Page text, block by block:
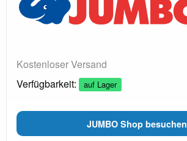
Kostenloser Versand
Verfügbarkeit:
auf Lager
JUMBO Shop besuchen